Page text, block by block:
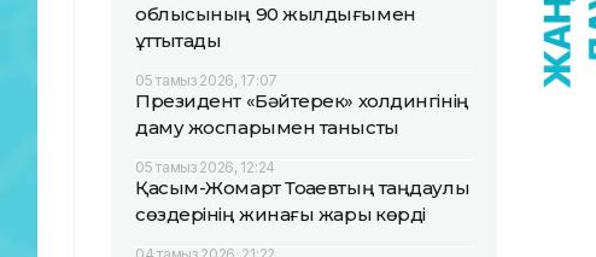
облысының 90 жылдығымен
құттықтады
05 тамыз 2026, 17:07
Президент «Бәйтерек» холдингінің
даму жоспарымен танысты
05 тамыз 2026, 12:24
Қасым-Жомарт Тоқаевтың таңдаулы
сөздерінің жинағы жарық көрді